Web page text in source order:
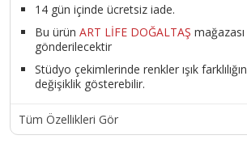
14 gün içinde ücretsiz iade.
Bu ürün ART LİFE DOĞALTAŞ
gönderilecektir
Stüdyo çekimlerinde renkler ışık
değişiklik gösterebilir.
Tüm Özellikleri Gör